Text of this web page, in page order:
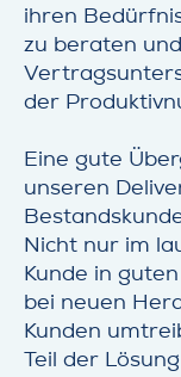
ihren
zu beraten
der
Eine gute
unseren
Nicht nur im
Kunde in
bei neuen
Kunden
Teil der